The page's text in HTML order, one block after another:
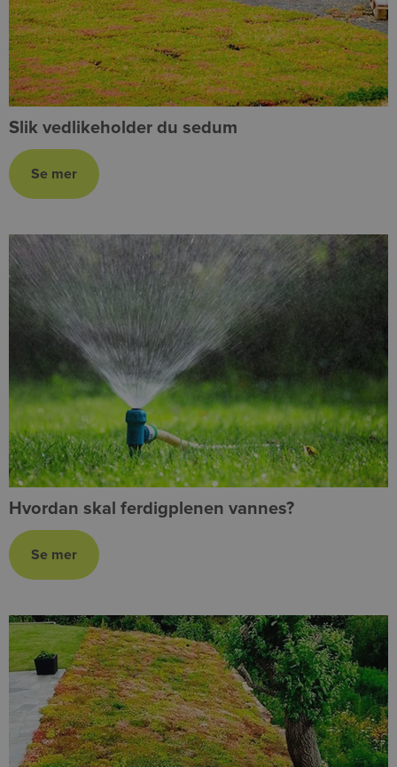
Slik vedlikeholder du sedum
Hvordan skal ferdigplenen vannes?